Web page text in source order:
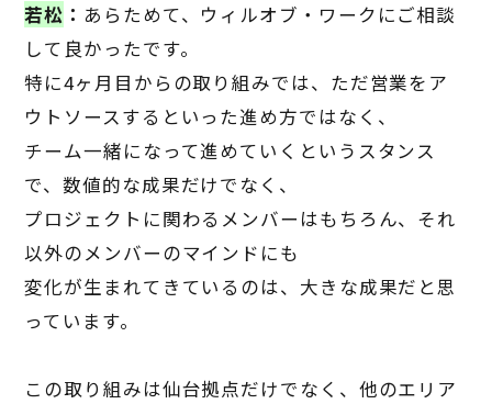
若松 ： あらためて、ウィルオブ・ワークにご相談
して良かったです。
特に4ヶ月目からの取り組みでは、ただ営業をア
ウトソースするといった進め方ではなく、
チーム一緒になって進めていくというスタンス
で、数値的な成果だけでなく、
プロジェクトに関わるメンバーはもちろん、それ
以外のメンバーのマインドにも
変化が生まれてきているのは、大きな成果だと思
っています。
この取り組みは仙台拠点だけでなく、他のエリア